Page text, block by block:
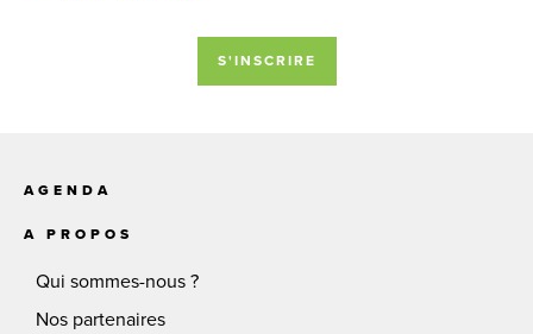
S'INSCRIRE
AGENDA
A PROPOS
Qui sommes-nous ?
Nos partenaires